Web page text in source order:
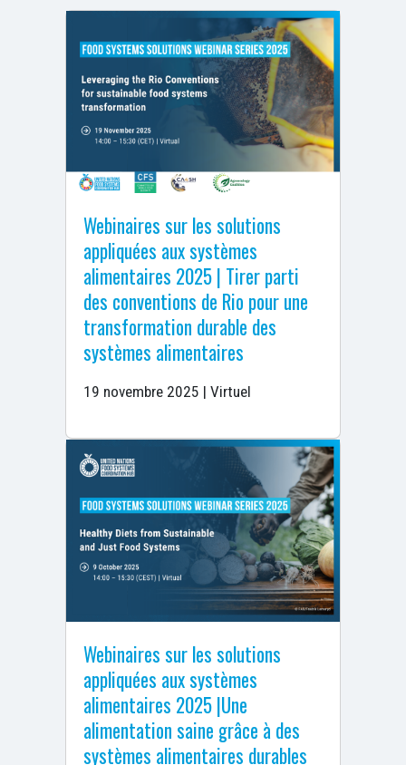
Webinaires sur les solutions
appliquées aux systèmes
alimentaires 2025 | Tirer parti
des conventions de Rio pour une
transformation durable des
systèmes alimentaires
19 novembre 2025 | Virtuel
Webinaires sur les solutions
appliquées aux systèmes
alimentaires 2025 |Une
alimentation saine grâce à des
systèmes alimentaires durables